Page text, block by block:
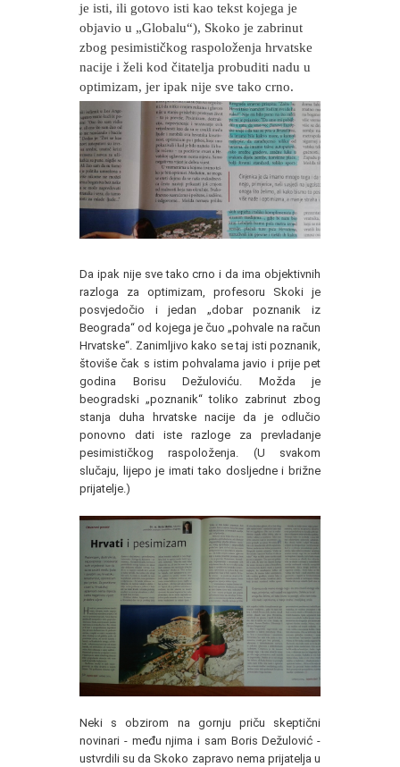
je isti, ili gotovo isti kao tekst kojega je
objavio u „Globalu“), Skoko je zabrinut
zbog pesimističkog raspoloženja hrvatske
nacije i želi kod čitatelja probuditi nadu u
optimizam, jer ipak nije sve tako crno.
Da ipak nije sve tako crno i da ima objektivnih
razloga za optimizam, profesoru Skoki je
posvjedočio i jedan „dobar poznanik iz
Beograda“ od kojega je čuo „pohvale na račun
Hrvatske“. Zanimljivo kako se taj isti poznanik,
štoviše čak s istim pohvalama javio i prije pet
godina Borisu Dežuloviću. Možda je
beogradski „poznanik“ toliko zabrinut zbog
stanja duha hrvatske nacije da je odlučio
ponovno dati iste razloge za prevladanje
pesimističkog raspoloženja. (U svakom
slučaju, lijepo je imati tako dosljedne i brižne
prijatelje.)
Neki s obzirom na gornju priču skeptični
novinari - među njima i sam Boris Dežulović -
ustvrdili su da Skoko zapravo nema prijatelja u